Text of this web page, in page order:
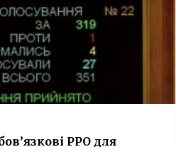
РРО для